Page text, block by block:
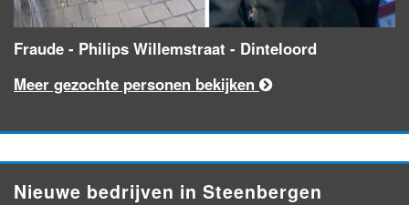
Fraude - Philips Willemstraat - Dinteloord
Meer gezochte personen bekijken
Nieuwe bedrijven in Steenbergen